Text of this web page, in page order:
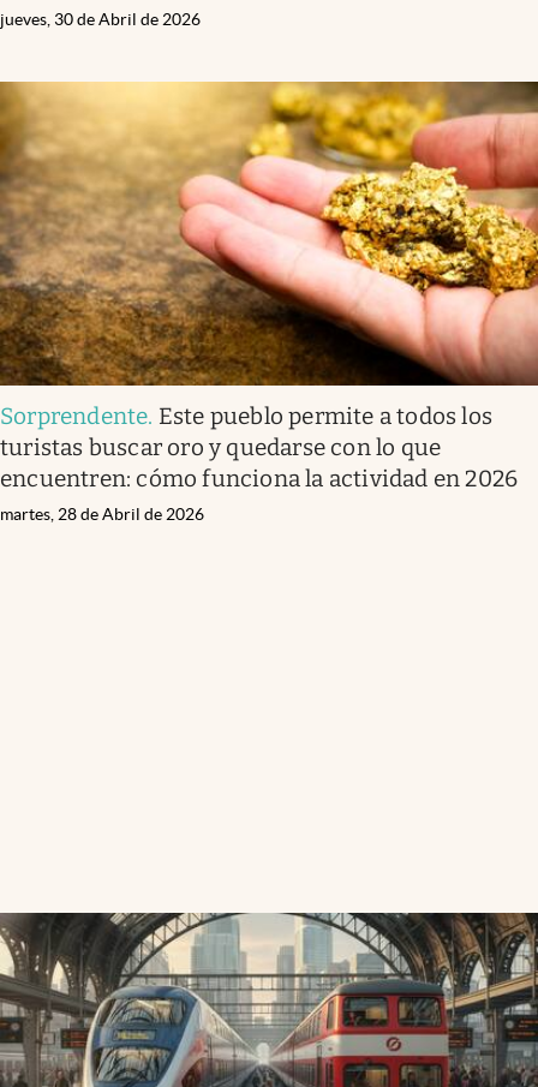
jueves, 30 de Abril de 2026
Sorprendente. Este pueblo permite a todos los
turistas buscar oro y quedarse con lo que
encuentren: cómo funciona la actividad en 2026
martes, 28 de Abril de 2026